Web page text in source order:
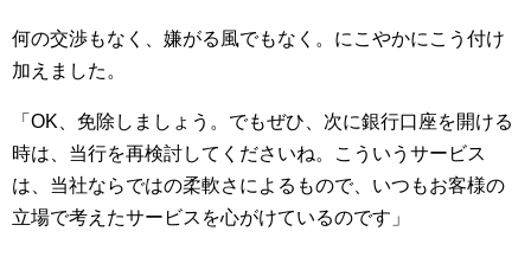
何の交渉もなく、嫌がる風でもなく。にこやかにこう付け
加えました。
「OK、免除しましょう。でもぜひ、次に銀行口座を開ける
時は、当行を再検討してくださいね。こういうサービス
は、当社ならではの柔軟さによるもので、いつもお客様の
立場で考えたサービスを心がけているのです」